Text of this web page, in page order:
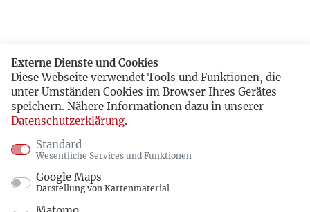
Externe Dienste und Cookies
Diese Webseite verwendet Tools und Funktionen, die
unter Umständen Cookies im Browser Ihres Gerätes
speichern. Nähere Informationen dazu in unserer
Datenschutzerklärung.
Standard
Wesentliche Services und Funktionen
Google Maps
Darstellung von Kartenmaterial